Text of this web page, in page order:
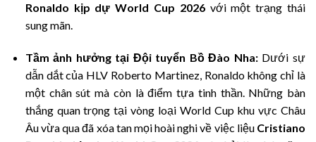
Ronaldo kịp dự World Cup 2026với một trạng thái
sung mãn.
Tầm ảnh hưởng tại Đội tuyển Bồ Đào Nha:Dưới sự
dẫn dắt của HLV Roberto Martinez,Ronaldo không chỉ là
một chân sút mà còn là điểm tựa tinh thần.Những bàn
thắng quan trọng tại vòng loại World Cup khu vực Châu
Âu vừa qua đã xóa tan mọi hoài nghi về việc liệu Cristiano